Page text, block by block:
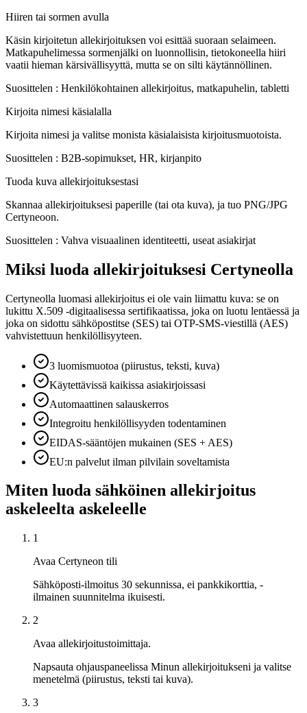
Hiiren tai sormen avulla
Käsin kirjoitetun allekirjoituksen voi esittää suoraan selaimeen.
Matkapuhelimessa sormenjälki on luonnollisin, tietokoneella hiiri
vaatii hieman kärsivällisyyttä, mutta se on silti käytännöllinen.
Suosittelen : Henkilökohtainen allekirjoitus, matkapuhelin, tabletti
Kirjoita nimesi käsialalla
Kirjoita nimesi ja valitse monista käsialaisista kirjoitusmuotoista.
Suosittelen : B2B-sopimukset, HR, kirjanpito
Tuoda kuva allekirjoituksestasi
Skannaa allekirjoituksesi paperille (tai ota kuva), ja tuo PNG/JPG
Certyneoon.
Suosittelen : Vahva visuaalinen identiteetti, useat asiakirjat
Miksi luoda allekirjoituksesi Certyneolla
Certyneolla luomasi allekirjoitus ei ole vain liimattu kuva: se on
lukittu X.509 -digitaalisessa sertifikaatissa, joka on luotu lentäessä ja
joka on sidottu sähköpostitse (SES) tai OTP-SMS-viestillä (AES)
vahvistettuun henkilöllisyyteen.
3 luomismuotoa (piirustus, teksti, kuva)
Käytettävissä kaikissa asiakirjoissasi
Automaattinen salauskerros
Integroitu henkilöllisyyden todentaminen
EIDAS-sääntöjen mukainen (SES + AES)
EU:n palvelut ilman pilvilain soveltamista
Miten luoda sähköinen allekirjoitus
askeleelta askeleelle
1
Avaa Certyneon tili
Sähköposti-ilmoitus 30 sekunnissa, ei pankkikorttia, -
ilmainen suunnitelma ikuisesti.
2
Avaa allekirjoitustoimittaja.
Napsauta ohjauspaneelissa Minun allekirjoitukseni ja valitse
menetelmä (piirustus, teksti tai kuva).
3